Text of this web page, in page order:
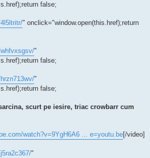
false;
" onclick="window.open(this.href);return
"
false;
"
false;
scurt pe iesire, triac crowbarr cum
watch?v=9YgH6A6 ... e=youtu.be[/video]
"